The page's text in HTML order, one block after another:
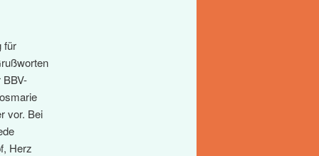
für
vor. Bei
Herz